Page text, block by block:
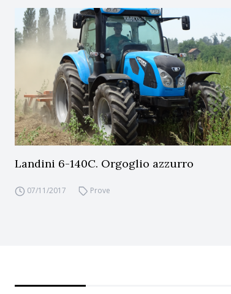
Landini 6-140C. Orgoglio azzurro
07/11/2017 Prove